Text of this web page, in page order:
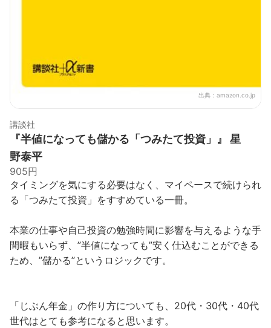
出典： amazon.co.jp
講談社
『半値になっても儲かる「つみたて投資」』 星
野泰平
905円
タイミングを気にする必要はなく、マイペースで続けられ
る「つみたて投資」をすすめている一冊。
本業の仕事や自己投資の勉強時間に影響を与えるような手
間暇もいらず、”半値になっても”安く仕込むことができる
ため、”儲かる”というロジックです。
「じぶん年金」の作り方についても、20代・30代・40代
世代はとても参考になると思います。